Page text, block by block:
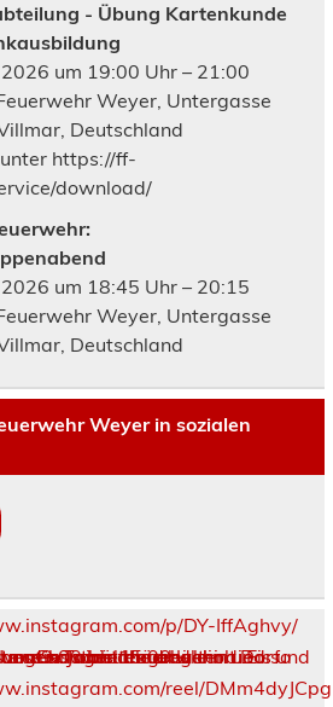
- Übung Kartenkunde
um 19:00 Uhr – 21:00
Weyer, Untergasse
Deutschland
https://ff-
download/
um 18:45 Uhr – 20:15
Weyer, Untergasse
Deutschland
Weyer in sozialen